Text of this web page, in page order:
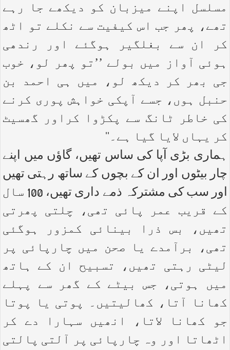
مسلسل اپنے میزبان کو دیکھے جا رہے
تھے، پھر جب اس کیفیت سے نکلے تو اٹھ
کر ان سے بغلگیر ہوگئے اور رندھی
ہوئی آواز میں بولے ’’تو پھر لو، خوب
جی بھر کر دیکھ لو، میں ہی احمد بن
حنبل ہوں، جسے آپکی خواہش پوری کرنے
کی خاطر ٹانگ سے پکڑوا کراور گھسیٹ
کر یہاں لایا گیا ہے۔‘‘
ہماری بڑی آپا کی ساس تھیں، گاؤں میں اپنے
چار بیٹوں اور ان کے بچوں کے ساتھ رہتی تھیں
اور سب کی مشترکہ ذمے داری تھیں، 100 سال
کے قریب عمر پائی تھی، چلتی پھرتی
تھیں، بس ذرا بینائی کمزور ہوگئی
تھی، برآمدے یا صحن میں چارپائی پر
لیٹی رہتی تھیں، تسبیح ان کے ہاتھ
میں ہوتی، جس بیٹے کے گھر سے پہلے
کھانا آتا، کھالیتیں۔ پوتی یا پوتا
جو کھانا لاتا، انھیں سہارا دے کر
اٹھاتا اور وہ چارپائی پر آلتی پالتی